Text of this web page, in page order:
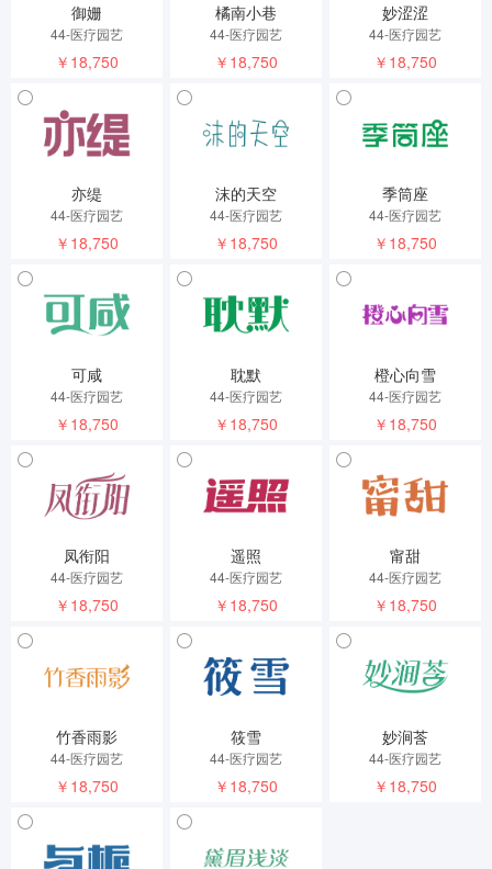
御姗
44-医疗园艺
￥18,750
橘南小巷
44-医疗园艺
￥18,750
妙涩涩
44-医疗园艺
￥18,750
亦缇
44-医疗园艺
￥18,750
沫的天空
44-医疗园艺
￥18,750
季筒座
44-医疗园艺
￥18,750
可咸
44-医疗园艺
￥18,750
耽默
44-医疗园艺
￥18,750
橙心向雪
44-医疗园艺
￥18,750
凤衔阳
44-医疗园艺
￥18,750
遥照
44-医疗园艺
￥18,750
甯甜
44-医疗园艺
￥18,750
竹香雨影
44-医疗园艺
￥18,750
筱雪
44-医疗园艺
￥18,750
妙涧莟
44-医疗园艺
￥18,750